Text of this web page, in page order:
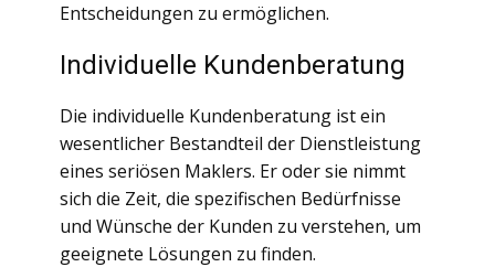
Entscheidungen zu ermöglichen.
Individuelle Kundenberatung
Die individuelle Kundenberatung ist ein
wesentlicher Bestandteil der Dienstleistung
eines seriösen Maklers. Er oder sie nimmt
sich die Zeit, die spezifischen Bedürfnisse
und Wünsche der Kunden zu verstehen, um
geeignete Lösungen zu finden.